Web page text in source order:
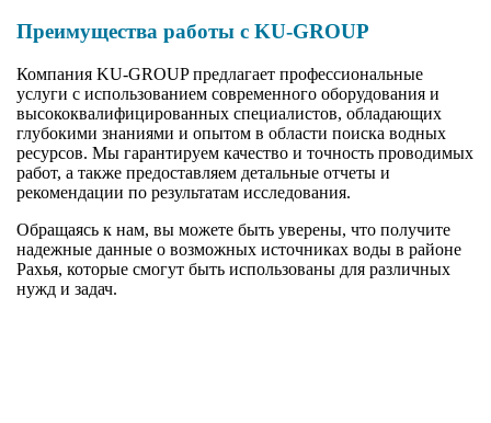
Преимущества работы с KU-GROUP
Компания KU-GROUP предлагает профессиональные
услуги с использованием современного оборудования и
высококвалифицированных специалистов, обладающих
глубокими знаниями и опытом в области поиска водных
ресурсов. Мы гарантируем качество и точность проводимых
работ, а также предоставляем детальные отчеты и
рекомендации по результатам исследования.
Обращаясь к нам, вы можете быть уверены, что получите
надежные данные о возможных источниках воды в районе
Рахья, которые смогут быть использованы для различных
нужд и задач.